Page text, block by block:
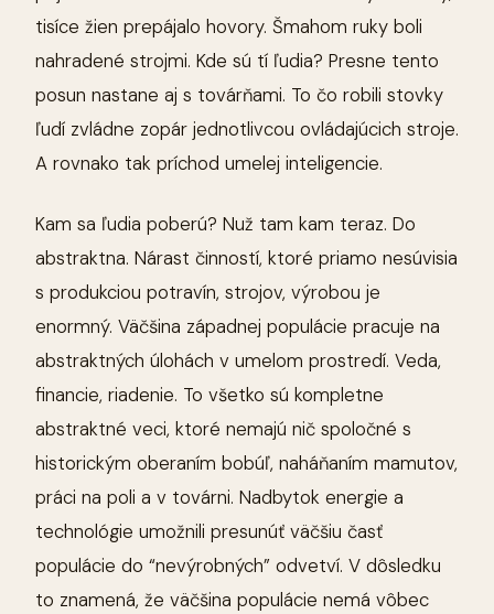
tisíce žien prepájalo hovory. Šmahom ruky boli
nahradené strojmi. Kde sú tí ľudia? Presne tento
posun nastane aj s továrňami. To čo robili stovky
ľudí zvládne zopár jednotlivcou ovládajúcich stroje.
A rovnako tak príchod umelej inteligencie.
Kam sa ľudia poberú? Nuž tam kam teraz. Do
abstraktna. Nárast činností, ktoré priamo nesúvisia
s produkciou potravín, strojov, výrobou je
enormný. Väčšina západnej populácie pracuje na
abstraktných úlohách v umelom prostredí. Veda,
financie, riadenie. To všetko sú kompletne
abstraktné veci, ktoré nemajú nič spoločné s
historickým oberaním bobúľ, naháňaním mamutov,
práci na poli a v továrni. Nadbytok energie a
technológie umožnili presunúť väčšiu časť
populácie do “nevýrobných” odvetví. V dôsledku
to znamená, že väčšina populácie nemá vôbec